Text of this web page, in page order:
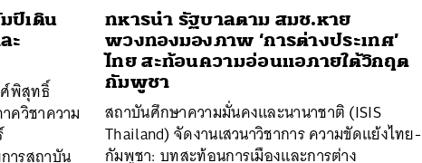
ป์เดิน
ะ
พิสุทธิ์
ควิชาความ
ารสถาบัน
ทหารนำ รัฐบาลตาม สมช.หาย
พวงทองมองภาพ ‘การต่างประเทศ’
ไทย สะท้อนความอ่อนแอภายใต้วิกฤต
กัมพูชา
สถาบันศึกษาความมั่นคงและนานาชาติ (ISIS
Thailand) จัดงานเสวนาวิชาการ ความขัดแย้งไทย-
กัมพูชา: บทสะท้อนการเมืองและการต่าง